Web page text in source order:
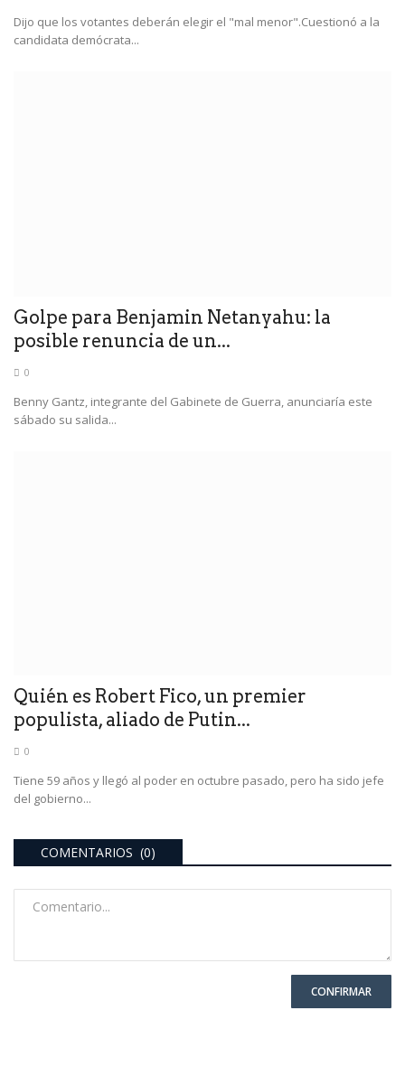
Dijo que los votantes deberán elegir el "mal menor".Cuestionó a la
candidata demócrata...
Golpe para Benjamin Netanyahu: la
posible renuncia de un...
0
Benny Gantz, integrante del Gabinete de Guerra, anunciaría este
sábado su salida...
Quién es Robert Fico, un premier
populista, aliado de Putin...
0
Tiene 59 años y llegó al poder en octubre pasado, pero ha sido jefe
del gobierno...
COMENTARIOS (0)
CONFIRMAR